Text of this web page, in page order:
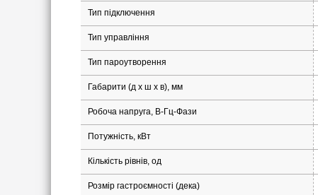
Тип підключення
Тип управління
Тип пароутворення
Габарити (д х ш x в), мм
Робоча напруга, В-Гц-Фази
Потужність, кВт
Кількість рівнів, од
Розмір гастроємності (дека)